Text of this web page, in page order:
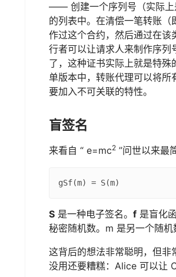
—— 创建一个序列号（实际上
的列表中。在清偿一笔转账（
作过这个合约，然后通过在该
行者可以让请求人来制作序列
了，这种证书实际上就是特
单版本中，转账代理可以将所
要加入不可关联的特性。
盲签名
来看自 “ e=mc2 ”问世以来最
S 是一种电子签名。 f 是盲化
秘密随机数。m 是另一个随机
这背后的想法非常聪明，但非
没用还要糟糕：Alice 可以让